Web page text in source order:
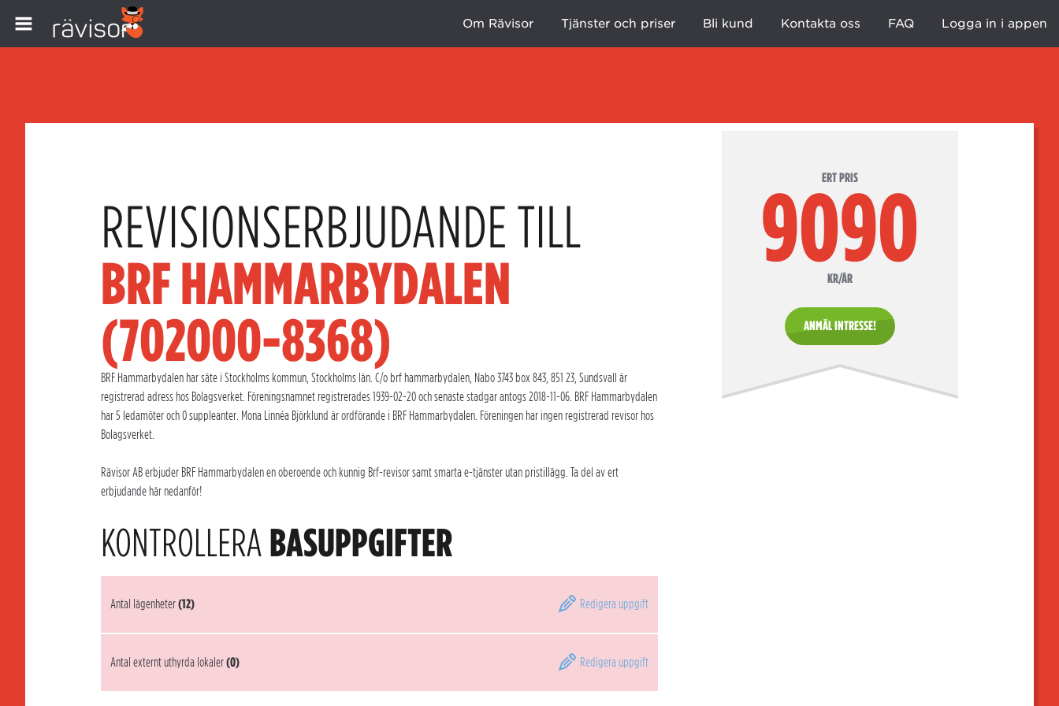
Om Rävisor Tjänster och priser Bli kund Kontakta oss FAQ Logga in i appen
ERT PRIS
9090
KR/ÅR
ANMÄL INTRESSE!
REVISIONSERBJUDANDE TILL
BRF HAMMARBYDALEN
(702000-8368)
BRF Hammarbydalen har säte i Stockholms kommun, Stockholms län. C/o brf hammarbydalen, Nabo 3743 box 843, 851 23, Sundsvall är
registrerad adress hos Bolagsverket. Föreningsnamnet registrerades 1939-02-20 och senaste stadgar antogs 2018-11-06. BRF Hammarbydalen
har 5 ledamöter och 0 suppleanter. Mona Linnéa Björklund är ordförande i BRF Hammarbydalen. Föreningen har ingen registrerad revisor hos
Bolagsverket.
Rävisor AB erbjuder BRF Hammarbydalen en oberoende och kunnig Brf-revisor samt smarta e-tjänster utan pristillägg. Ta del av ert
erbjudande här nedanför!
KONTROLLERABASUPPGIFTER
Antal lägenheter(12) Redigera uppgift
Antal externt uthyrda lokaler(0) Redigera uppgift